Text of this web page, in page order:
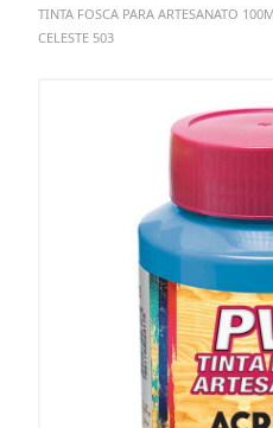
TINTA FOSCA PARA ARTESANATO
CELESTE 503